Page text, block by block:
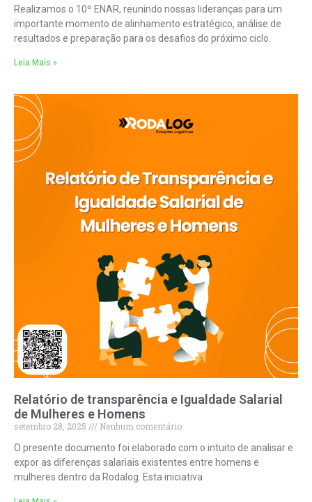
Realizamos o 10º ENAR, reunindo nossas lideranças para um
importante momento de alinhamento estratégico, análise de
resultados e preparação para os desafios do próximo ciclo.
Leia Mais »
Relatório de transparência e Igualdade Salarial
de Mulheres e Homens
setembro 28, 2025
Nenhum comentário
O presente documento foi elaborado com o intuito de analisar e
expor as diferenças salariais existentes entre homens e
mulheres dentro da Rodalog. Esta iniciativa